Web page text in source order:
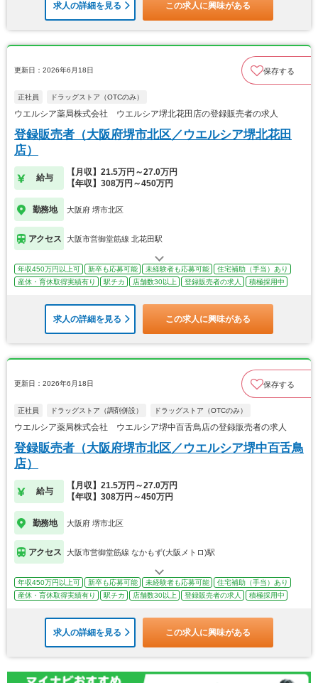
求人の詳細を見る この求人に興味がある
更新日：2026年6月18日 保存する
正社員 ドラッグストア（OTCのみ）
ウエルシア薬局株式会社 ウエルシア堺北花田店の登録販売者の求人
登録販売者（大阪府堺市北区／ウエルシア堺北花田
店）
給与
【月収】21.5万円～27.0万円
【年収】308万円～450万円
勤務地 大阪府 堺市北区
アクセス 大阪市営御堂筋線 北花田駅
年収450万円以上可 新卒も応募可能 未経験者も応募可能
住宅補助（手当）あり
産休・育休取得実績有り
駅チカ 店舗数30以上 登録販売者の求人 積極採用中
求人の詳細を見る この求人に興味がある
更新日：2026年6月18日 保存する
正社員 ドラッグストア（調剤併設） ドラッグストア（OTCのみ）
ウエルシア薬局株式会社 ウエルシア堺中百舌鳥店の登録販売者の求人
登録販売者（大阪府堺市北区／ウエルシア堺中百舌鳥
店）
給与
【月収】21.5万円～27.0万円
【年収】308万円～450万円
勤務地 大阪府 堺市北区
アクセス 大阪市営御堂筋線 なかもず(大阪メトロ)駅
年収450万円以上可 新卒も応募可能 未経験者も応募可能
住宅補助（手当）あり
産休・育休取得実績有り
駅チカ 店舗数30以上 登録販売者の求人 積極採用中
求人の詳細を見る この求人に興味がある